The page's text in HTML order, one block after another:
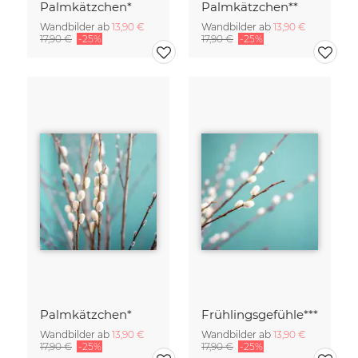
Palmkätzchen*
Wandbilder ab 13,90 €
17,90 € -25%
Palmkätzchen**
Wandbilder ab 13,90 €
17,90 € -25%
Palmkätzchen*
Wandbilder ab 13,90 €
17,90 € -25%
Frühlingsgefühle***
Wandbilder ab 13,90 €
17,90 € -25%